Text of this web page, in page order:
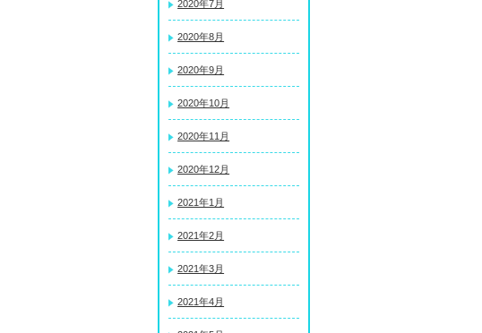
2020年7月
2020年8月
2020年9月
2020年10月
2020年11月
2020年12月
2021年1月
2021年2月
2021年3月
2021年4月